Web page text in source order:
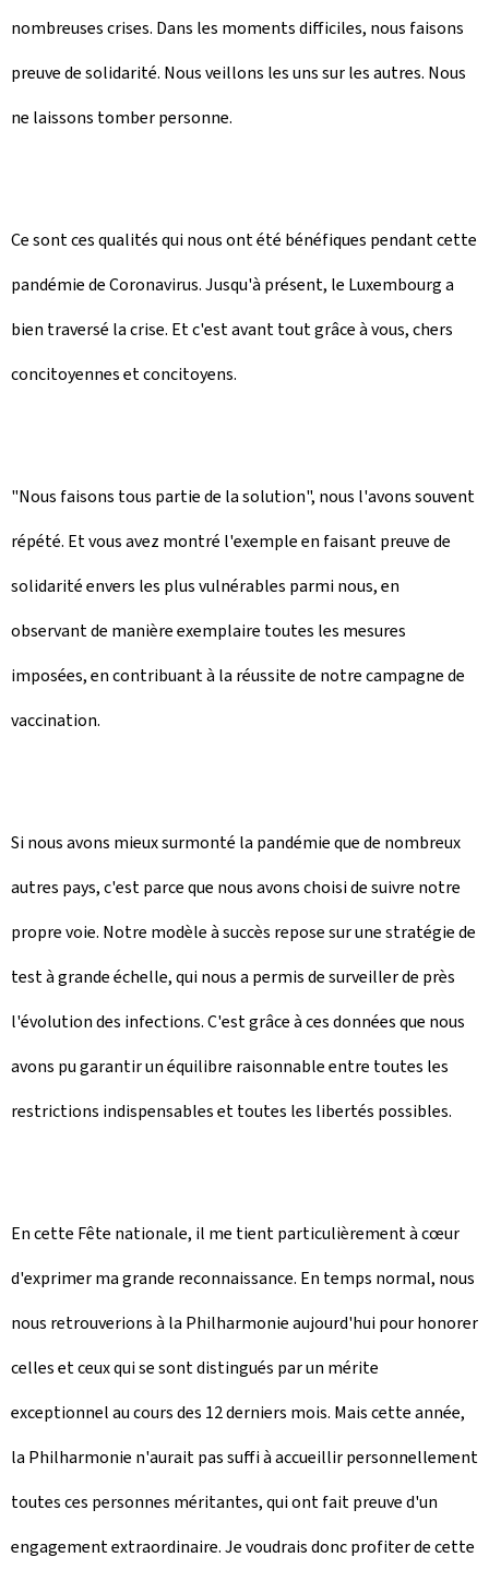
nombreuses crises. Dans les moments difficiles, nous faisons
preuve de solidarité. Nous veillons les uns sur les autres. Nous
ne laissons tomber personne.
Ce sont ces qualités qui nous ont été bénéfiques pendant cette
pandémie de Coronavirus. Jusqu'à présent, le Luxembourg a
bien traversé la crise. Et c'est avant tout grâce à vous, chers
concitoyennes et concitoyens.
"Nous faisons tous partie de la solution", nous l'avons souvent
répété. Et vous avez montré l'exemple en faisant preuve de
solidarité envers les plus vulnérables parmi nous, en
observant de manière exemplaire toutes les mesures
imposées, en contribuant à la réussite de notre campagne de
vaccination.
Si nous avons mieux surmonté la pandémie que de nombreux
autres pays, c'est parce que nous avons choisi de suivre notre
propre voie. Notre modèle à succès repose sur une stratégie de
test à grande échelle, qui nous a permis de surveiller de près
l'évolution des infections. C'est grâce à ces données que nous
avons pu garantir un équilibre raisonnable entre toutes les
restrictions indispensables et toutes les libertés possibles.
En cette Fête nationale, il me tient particulièrement à cœur
d'exprimer ma grande reconnaissance. En temps normal, nous
nous retrouverions à la Philharmonie aujourd'hui pour honorer
celles et ceux qui se sont distingués par un mérite
exceptionnel au cours des 12 derniers mois. Mais cette année,
la Philharmonie n'aurait pas suffi à accueillir personnellement
toutes ces personnes méritantes, qui ont fait preuve d'un
engagement extraordinaire. Je voudrais donc profiter de cette